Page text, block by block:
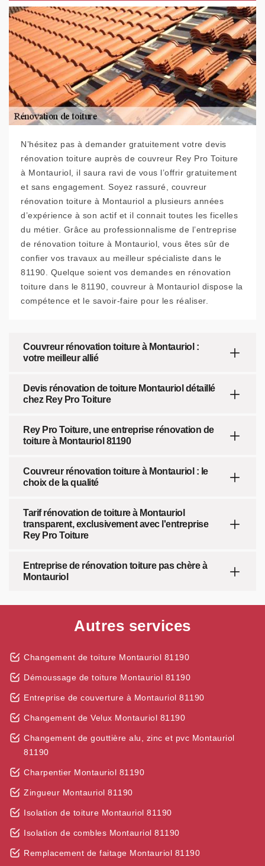
N’hésitez pas à demander gratuitement votre devis
rénovation toiture auprès de couvreur Rey Pro Toiture
à Montauriol, il saura ravi de vous l’offrir gratuitement
et sans engagement. Soyez rassuré, couvreur
rénovation toiture à Montauriol a plusieurs années
d’expérience à son actif et il connait toutes les ficelles
du métier. Grâce au professionnalisme de l’entreprise
de rénovation toiture à Montauriol, vous êtes sûr de
confier vos travaux au meilleur spécialiste dans le
81190. Quelque soient vos demandes en rénovation
toiture dans le 81190, couvreur à Montauriol dispose la
compétence et le savoir-faire pour les réaliser.
Couvreur rénovation toiture à Montauriol :
votre meilleur allié
Devis rénovation de toiture Montauriol détaillé
chez Rey Pro Toiture
Rey Pro Toiture, une entreprise rénovation de
toiture à Montauriol 81190
Couvreur rénovation toiture à Montauriol : le
choix de la qualité
Tarif rénovation de toiture à Montauriol
transparent, exclusivement avec l'entreprise
Rey Pro Toiture
Entreprise de rénovation toiture pas chère à
Montauriol
Autres services
Changement de toiture Montauriol 81190
Démoussage de toiture Montauriol 81190
Entreprise de couverture à Montauriol 81190
Changement de Velux Montauriol 81190
Changement de gouttière alu, zinc et pvc Montauriol
81190
Charpentier Montauriol 81190
Zingueur Montauriol 81190
Isolation de toiture Montauriol 81190
Isolation de combles Montauriol 81190
Remplacement de faitage Montauriol 81190